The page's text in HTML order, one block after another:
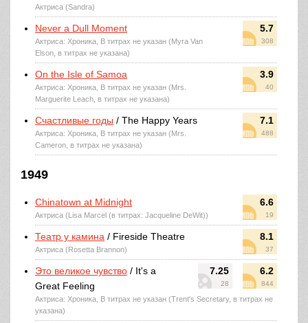
Актриса (Sandra)
5.7
308
Never a Dull Moment
Актриса: Хроника, В титрах не указан (Myra Van
Elson, в титрах не указана)
3.9
40
On the Isle of Samoa
Актриса: Хроника, В титрах не указан (Mrs.
Marguerite Leach, в титрах не указана)
7.1
488
Счастливые годы / The Happy Years
Актриса: Хроника, В титрах не указан (Mrs.
Cameron, в титрах не указана)
1949
6.6
19
Chinatown at Midnight
Актриса (Lisa Marcel (в титрах: Jacqueline DeWit))
8.1
37
Театр у камина / Fireside Theatre
Актриса (Rosetta Brannon)
7.25
28
6.2
844
Это великое чувство / It's a
Great Feeling
Актриса: Хроника, В титрах не указан (Trent's Secretary, в титрах не
указана)